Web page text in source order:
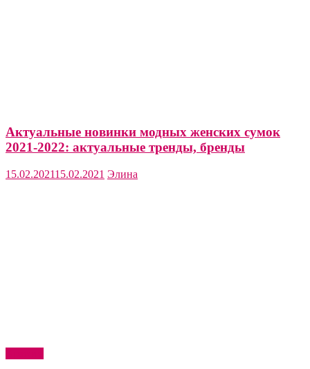
Актуальные новинки модных женских сумок
2021-2022: актуальные тренды, бренды
15.02.202115.02.2021 Элина